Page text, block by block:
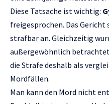
Diese Tatsache ist wichtig:
freigesprochen. Das
strafbar an. Gleichzeitig
außergewöhnlich
die Strafe deshalb als
Mordfällen.
Man kann den Mord nicht